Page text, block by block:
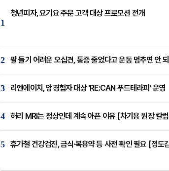
1
청년피자, 요기요 주문 고객 대상 프로모션 전개
2 팔 들기 어려운 오십견, 통증 줄었다고 운동 멈추면 안
3 리엔에이치, 암경험자 대상 ‘RE:CAN 푸드테라피’ 운영
4 허리 MRI는 정상인데 계속 아픈 이유 [차기용 원장 칼
5 휴가철 건강검진, 금식·복용약 등 사전 확인 필요 [정도